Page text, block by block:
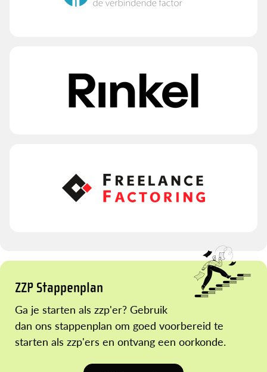
ZZP Stappenplan
Ga je starten als zzp'er? Gebruik
dan ons stappenplan om goed voorbereid te
starten als zzp'ers en ontvang een oorkonde.